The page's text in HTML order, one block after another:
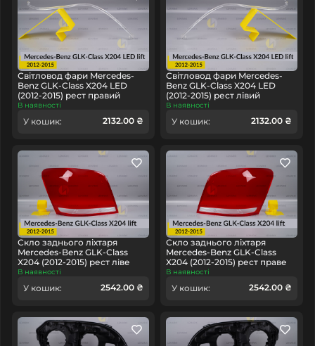
Світловод фари Mercedes-
Benz GLK-Class X204 LED
(2012-2015) рест правий
В наявності
У кошик: 2132.00 ₴
Світловод фари Mercedes-
Benz GLK-Class X204 LED
(2012-2015) рест лівий
В наявності
У кошик: 2132.00 ₴
Скло заднього ліхтаря
Mercedes-Benz GLK-Class
X204 (2012-2015) рест ліве
В наявності
У кошик: 2542.00 ₴
Скло заднього ліхтаря
Mercedes-Benz GLK-Class
X204 (2012-2015) рест праве
В наявності
У кошик: 2542.00 ₴